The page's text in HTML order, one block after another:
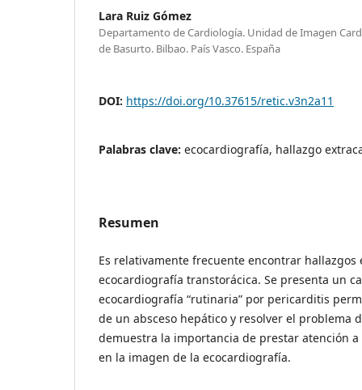
Lara Ruiz Gómez
Departamento de Cardiología. Unidad de Imagen
de Basurto. Bilbao. País Vasco. España
DOI: https://doi.org/10.37615/retic.v3n2a11
Palabras clave: ecocardiografía, hallazgo
Resumen
Es relativamente frecuente encontrar hallazgos
ecocardiografía transtorácica. Se presenta un
ecocardiografía “rutinaria” por pericarditis
de un absceso hepático y resolver el problema
demuestra la importancia de prestar atención
en la imagen de la ecocardiografía.